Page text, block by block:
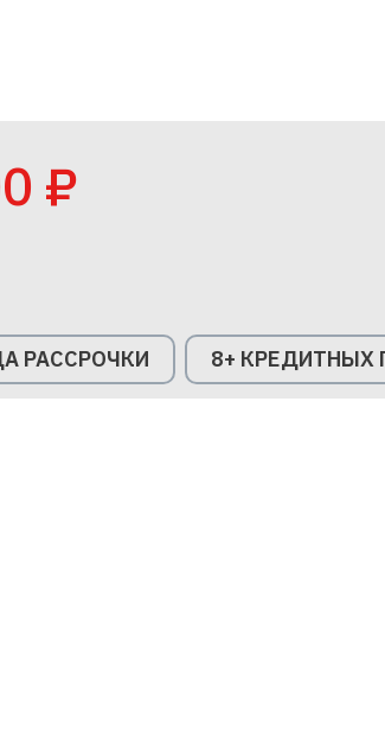
₽
РАССРОЧКИ 8+